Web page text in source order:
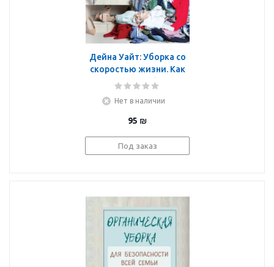
Дейна Уайт: Уборка со
скоростью жизни. Как
одержать победу в
вещами
Нет в наличии
95 ₪
Под заказ